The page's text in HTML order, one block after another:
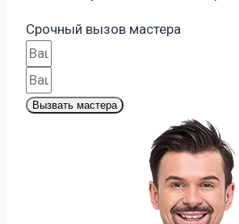
Срочный вызов мастера
Вызвать мастера